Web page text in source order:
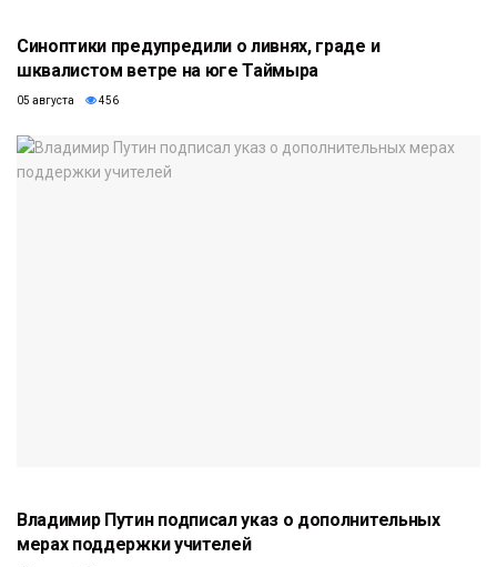
Синоптики предупредили о ливнях, граде и
шквалистом ветре на юге Таймыра
05 августа 456
Владимир Путин подписал указ о дополнительных
мерах поддержки учителей